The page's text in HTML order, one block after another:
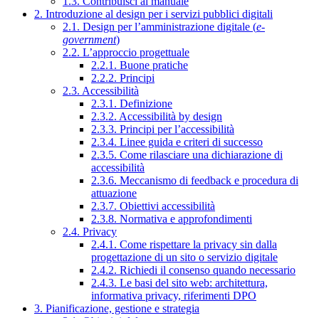
2. Introduzione al design per i servizi pubblici digitali
2.1. Design per l’amministrazione digitale (e-
government)
2.2. L’approccio progettuale
2.2.1. Buone pratiche
2.2.2. Principi
2.3. Accessibilità
2.3.1. Definizione
2.3.2. Accessibilità by design
2.3.3. Principi per l’accessibilità
2.3.4. Linee guida e criteri di successo
2.3.5. Come rilasciare una dichiarazione di
accessibilità
2.3.6. Meccanismo di feedback e procedura di
attuazione
2.3.7. Obiettivi accessibilità
2.3.8. Normativa e approfondimenti
2.4. Privacy
2.4.1. Come rispettare la privacy sin dalla
progettazione di un sito o servizio digitale
2.4.2. Richiedi il consenso quando necessario
2.4.3. Le basi del sito web: architettura,
informativa privacy, riferimenti DPO
3. Pianificazione, gestione e strategia